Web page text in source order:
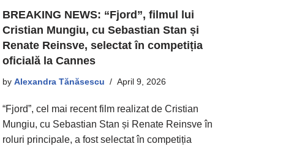
BREAKING NEWS: “Fjord”, filmul lui
Cristian Mungiu, cu Sebastian Stan și
Renate Reinsve, selectat în competiția
oficială la Cannes
by Alexandra Tănăsescu April 9, 2026
“Fjord”, cel mai recent film realizat de Cristian
Mungiu, cu Sebastian Stan și Renate Reinsve în
roluri principale, a fost selectat în competiția